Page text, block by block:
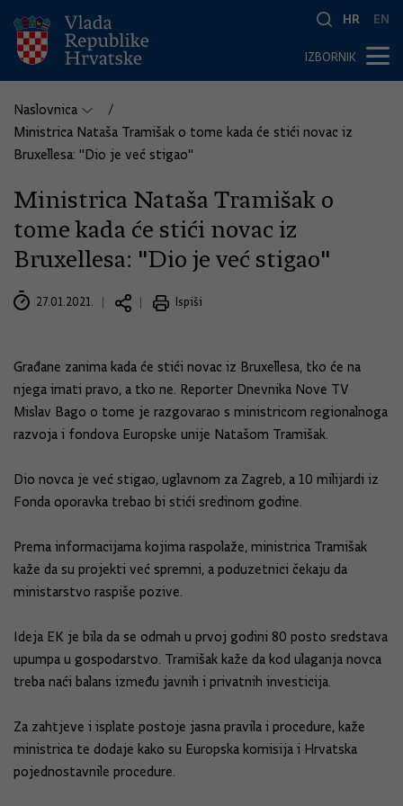
HR EN
IZBORNIK
Naslovnica
Ministrica Nataša Tramišak o tome kada će stići novac iz
Bruxellesa: "Dio je već stigao"
Ministrica Nataša Tramišak o
tome kada će stići novac iz
Bruxellesa: "Dio je već stigao"
27.01.2021. Ispiši
Građane zanima kada će stići novac iz Bruxellesa, tko će na
njega imati pravo, a tko ne. Reporter Dnevnika Nove TV
Mislav Bago o tome je razgovarao s ministricom regionalnoga
razvoja i fondova Europske unije Natašom Tramišak.
Dio novca je već stigao, uglavnom za Zagreb, a 10 milijardi iz
Fonda oporavka trebao bi stići sredinom godine.
Prema informacijama kojima raspolaže, ministrica Tramišak
kaže da su projekti već spremni, a poduzetnici čekaju da
ministarstvo raspiše pozive.
Ideja EK je bila da se odmah u prvoj godini 80 posto sredstava
upumpa u gospodarstvo. Tramišak kaže da kod ulaganja novca
treba naći balans između javnih i privatnih investicija.
Za zahtjeve i isplate postoje jasna pravila i procedure, kaže
ministrica te dodaje kako su Europska komisija i Hrvatska
pojednostavnile procedure.